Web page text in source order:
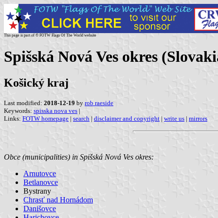
This page is part of © FOTW Flags Of The World website
Spišská Nová Ves okres
Košický kraj
Last modified: 2018-12-19 by rob raeside
Keywords: spisska nova ves |
Links: FOTW homepage | search | disclaimer and copyright | write us | mirrors
Obce (municipalities) in Spišská Nová Ves okres:
Arnutovce
Betlanovce
Bystrany
Chrasť nad Hornádom
Danišovce